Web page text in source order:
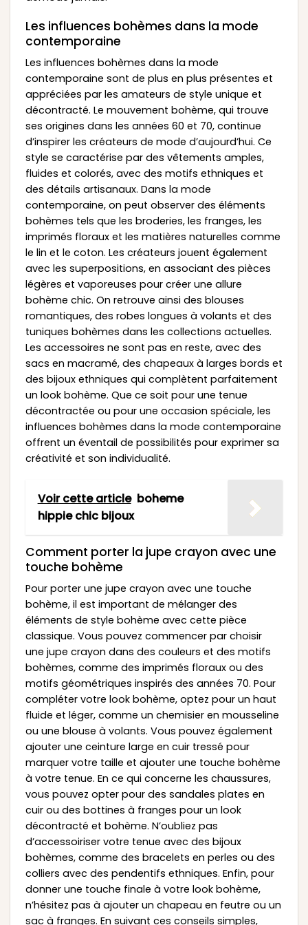
Les influences bohèmes dans la mode
contemporaine
Les influences bohèmes dans la mode
contemporaine sont de plus en plus présentes et
appréciées par les amateurs de style unique et
décontracté. Le mouvement bohème, qui trouve
ses origines dans les années 60 et 70, continue
d’inspirer les créateurs de mode d’aujourd’hui. Ce
style se caractérise par des vêtements amples,
fluides et colorés, avec des motifs ethniques et
des détails artisanaux. Dans la mode
contemporaine, on peut observer des éléments
bohèmes tels que les broderies, les franges, les
imprimés floraux et les matières naturelles comme
le lin et le coton. Les créateurs jouent également
avec les superpositions, en associant des pièces
légères et vaporeuses pour créer une allure
bohème chic. On retrouve ainsi des blouses
romantiques, des robes longues à volants et des
tuniques bohèmes dans les collections actuelles.
Les accessoires ne sont pas en reste, avec des
sacs en macramé, des chapeaux à larges bords et
des bijoux ethniques qui complètent parfaitement
un look bohème. Que ce soit pour une tenue
décontractée ou pour une occasion spéciale, les
influences bohèmes dans la mode contemporaine
offrent un éventail de possibilités pour exprimer sa
créativité et son individualité.
Voir cette article boheme
hippie chic bijoux
Comment porter la jupe crayon avec une
touche bohème
Pour porter une jupe crayon avec une touche
bohème, il est important de mélanger des
éléments de style bohème avec cette pièce
classique. Vous pouvez commencer par choisir
une jupe crayon dans des couleurs et des motifs
bohèmes, comme des imprimés floraux ou des
motifs géométriques inspirés des années 70. Pour
compléter votre look bohème, optez pour un haut
fluide et léger, comme un chemisier en mousseline
ou une blouse à volants. Vous pouvez également
ajouter une ceinture large en cuir tressé pour
marquer votre taille et ajouter une touche bohème
à votre tenue. En ce qui concerne les chaussures,
vous pouvez opter pour des sandales plates en
cuir ou des bottines à franges pour un look
décontracté et bohème. N’oubliez pas
d’accessoiriser votre tenue avec des bijoux
bohèmes, comme des bracelets en perles ou des
colliers avec des pendentifs ethniques. Enfin, pour
donner une touche finale à votre look bohème,
n’hésitez pas à ajouter un chapeau en feutre ou un
sac à franges. En suivant ces conseils simples,